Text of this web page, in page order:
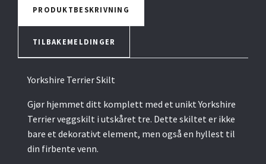
PRODUKTBESKRIVNING
TILBAKEMELDINGER
Yorkshire Terrier Skilt
Gjør hjemmet ditt komplett med et unikt Yorkshire
Terrier veggskilt i utskåret tre. Dette skiltet er ikke
bare et dekorativt element, men også en hyllest til
din firbente venn.